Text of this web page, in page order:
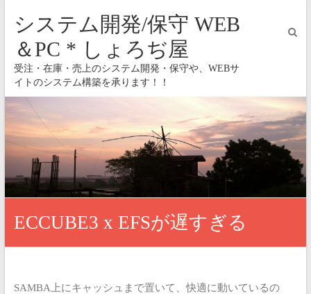
システム開発/保守 WEB
＆PC * しょろぢ屋
受注・在庫・売上のシステム開発・保守や、WEBサ
イトのシステム構築を承ります！！
ECCUBE3 x EFSが遅すぎる
SAMBA上にキャッシュまで置いて、快適に動いているの